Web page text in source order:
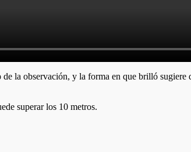
la observación, y la forma en que brilló
superar los 10 metros.